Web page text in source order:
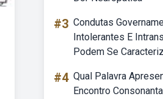
#3 Condutas
Intolerantes E
Podem Se
#4 Qual Palavra
Encontro